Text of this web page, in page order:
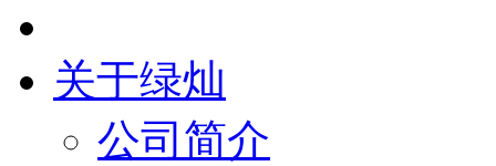
关于绿灿
公司简介